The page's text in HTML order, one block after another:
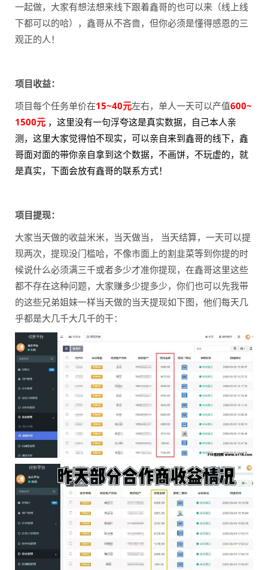
一起做，大家有想法想来线下跟着鑫哥的也可以来（线上线
下都可以的哈），鑫哥从不吝啬，但你必须是懂得感恩的三
观正的人！
项目收益：
项目每个任务单价在15~40元左右，单人一天可以产值600~
1500元 ，这里没有一句浮夸这是真实数据，自己本人亲
测，这里大家觉得怕不现实，可以亲自来到鑫哥的线下，鑫
哥面对面的带你亲自拿到这个数据，不画饼，不玩虚的，就
是真实，下面会放有鑫哥的联系方式！
项目提现：
大家当天做的收益米米，当天做当， 当天结算，一天可以提
现两次，提现没门槛哈，不像市面上的割韭菜等到你提的时
候说什么必须满三千或者多少才准你提现，在鑫哥这里这些
都不存在这种问题，大家赚多少提多少，你们也可以先我带
的这些兄弟姐妹一样当天做的当天提现如下图，他们每天几
乎都是大几千大几千的干：